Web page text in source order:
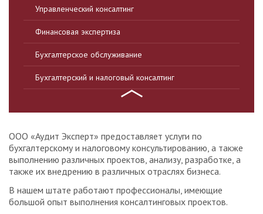
Управленческий консалтинг
Финансовая экспертиза
Бухгалтерское обслуживание
Бухгалтерский и налоговый консалтинг
ООО «Аудит Эксперт» предоставляет услуги по
бухгалтерскому и налоговому консультированию, а также
выполнению различных проектов, анализу, разработке, а
также их внедрению в различных отраслях бизнеса.
В нашем штате работают профессионалы, имеющие
большой опыт выполнения консалтинговых проектов.